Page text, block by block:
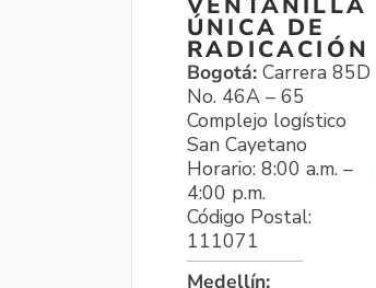
ÚNICA DE
RADICACIÓN
Bogotá: Carrera 85D
No. 46A – 65
Complejo logístico
San Cayetano
Horario: 8:00 a.m. –
4:00 p.m.
Código Postal:
111071
Medellín: